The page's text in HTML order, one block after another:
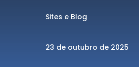
Sites e Blog
23 de outubro de 2025